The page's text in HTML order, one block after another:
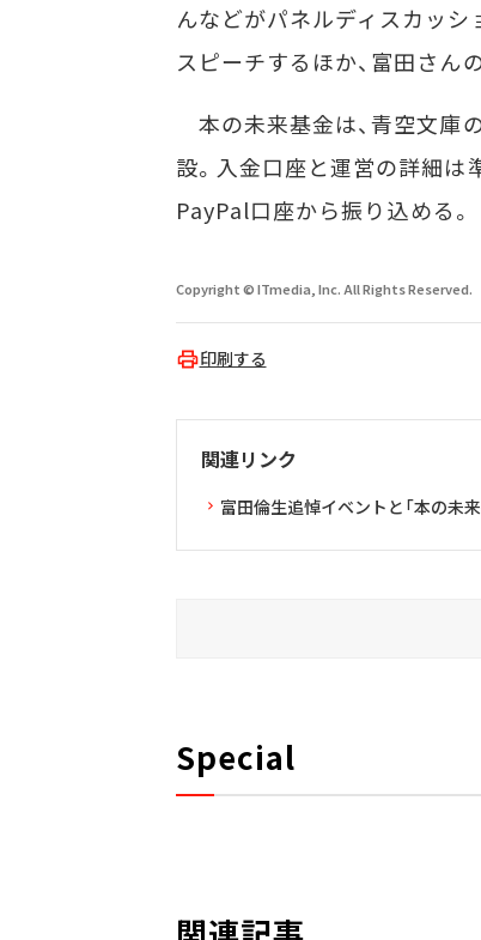
んなどがパネルディスカッシ
スピーチするほか、富田さん
本の未来基金は、青空文庫
設。入金口座と運営の詳細は
PayPal口座から振り込める。
Copyright © ITmedia, Inc. All Rights Reserved.
印刷する
関連リンク
富田倫生追悼イベントと「本の未
Special